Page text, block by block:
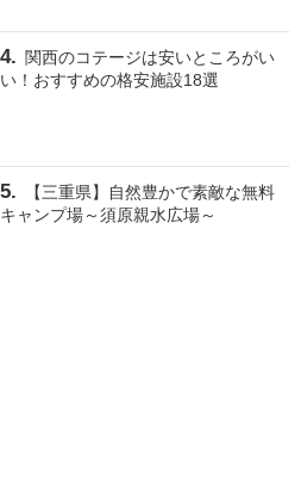
関西のコテージは安いところがい
い！おすすめの格安施設18選
【三重県】自然豊かで素敵な無料
キャンプ場～須原親水広場～